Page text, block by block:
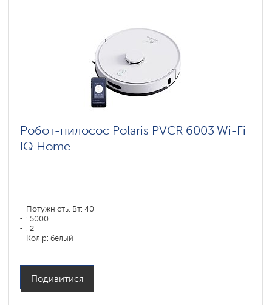
Робот-пилосос Polaris PVCR 6003 Wi-Fi
IQ Home
Потужність, Вт: 40
: 5000
: 2
Колір: белый
Подивитися